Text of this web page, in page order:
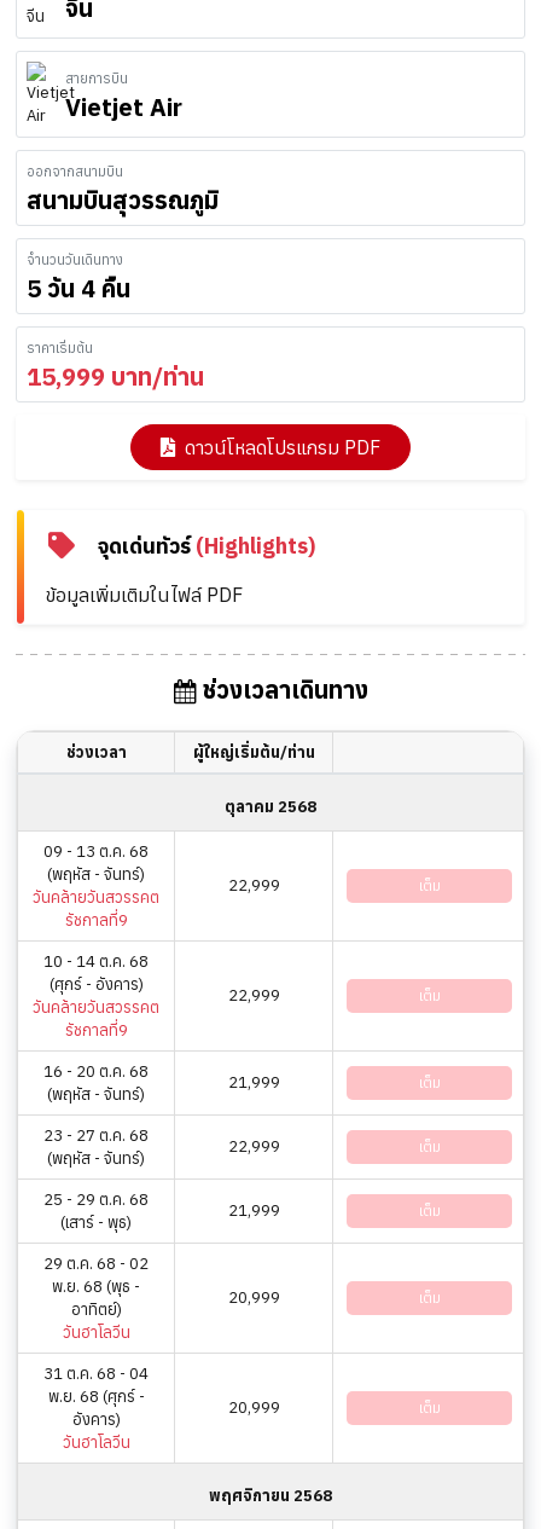
จีน
สายการบิน
Vietjet Air
ออกจากสนามบิน
สนามบินสุวรรณภูมิ
จำนวนวันเดินทาง
5 วัน 4 คืน
ราคาเริ่มต้น
15,999 บาท/ท่าน
ดาวน์โหลดโปรแกรม PDF
จุดเด่นทัวร์(Highlights)
ข้อมูลเพิ่มเติมในไฟล์ PDF
ช่วงเวลาเดินทาง
ช่วงเวลา ผู้ใหญ่เริ่มต้น/ท่าน
ตุลาคม 2568
09 - 13 ต.ค. 68
(พฤหัส - จันทร์)
วันคล้ายวันสวรรคต
รัชกาลที่9
22,999 เต็ม
10 - 14 ต.ค. 68
(ศุกร์ - อังคาร)
วันคล้ายวันสวรรคต
รัชกาลที่9
22,999 เต็ม
16 - 20 ต.ค. 68
(พฤหัส - จันทร์)
21,999 เต็ม
23 - 27 ต.ค. 68
(พฤหัส - จันทร์)
22,999 เต็ม
25 - 29 ต.ค. 68
(เสาร์ - พุธ)
21,999 เต็ม
29 ต.ค. 68 - 02
พ.ย. 68 (พุธ -
อาทิตย์)
วันฮาโลวีน
20,999 เต็ม
31 ต.ค. 68 - 04
พ.ย. 68 (ศุกร์ -
อังคาร)
วันฮาโลวีน
20,999 เต็ม
พฤศจิกายน 2568